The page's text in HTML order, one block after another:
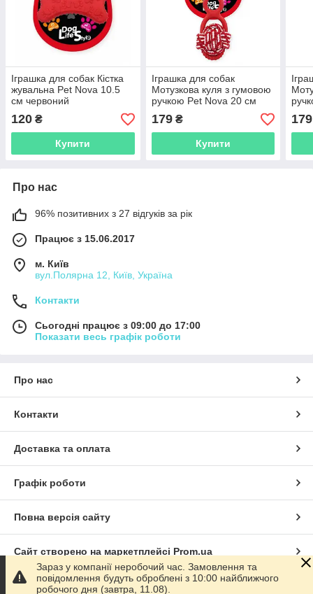
Іграшка для собак Кістка
жувальна Pet Nova 10.5
см червоний
120 ₴
Купити
Іграшка для собак
Мотузкова куля з гумовою
ручкою Pet Nova 20 см
червоний
179₴
Купити
179
Про нас
96% позитивних з 27 відгуків за рік
Працює з 15.06.2017
м. Київ
вул.Полярна 12, Київ, Україна
Контакти
Сьогодні працює з 09:00 до 17:00
Показати весь графік роботи
Про нас
Контакти
Доставка та оплата
Графік роботи
Повна версія сайту
Сайт створено на маркетплейсі Prom.ua
Політика конфіденційності
Зараз у компанії неробочий час. Замовлення та
повідомлення будуть оброблені з 10:00 найближчого
робочого дня (завтра, 11.08).